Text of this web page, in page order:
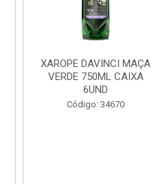
XAROPE DAVINCI MAÇA
VERDE 750ML CAIXA
6UND
Código: 34670